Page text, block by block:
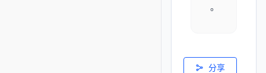
。
分享